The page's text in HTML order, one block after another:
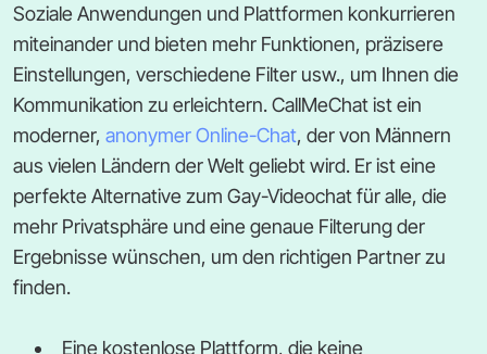
Soziale Anwendungen und Plattformen konkurrieren
miteinander und bieten mehr Funktionen, präzisere
Einstellungen, verschiedene Filter usw., um Ihnen die
Kommunikation zu erleichtern. CallMeChat ist ein
moderner, anonymer Online-Chat, der von Männern
aus vielen Ländern der Welt geliebt wird. Er ist eine
perfekte Alternative zum Gay-Videochat für alle, die
mehr Privatsphäre und eine genaue Filterung der
Ergebnisse wünschen, um den richtigen Partner zu
finden.
Eine kostenlose Plattform, die keine